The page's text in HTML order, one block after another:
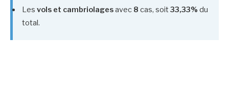
Les vols et cambriolagesavec 8 cas, soit 33,33% du
total.